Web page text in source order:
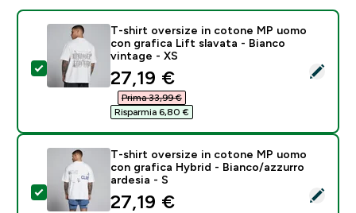
Seleziona questo prodotto - T-shirt oversize in
T-shirt oversize in cotone MP uomo
con grafica Lift slavata - Bianco
vintage - XS
discounted price
27,19 €‎
Prima 33,99 €‎
Risparmia 6,80 €‎
Seleziona questo prodotto - T-shirt oversize in
T-shirt oversize in cotone MP uomo
con grafica Hybrid - Bianco/azzurro
ardesia - S
discounted price
27,19 €‎